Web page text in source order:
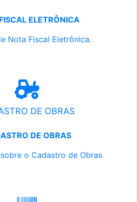
ELETRÔNICA
Nota Fiscal Eletrônica.
DE OBRAS
DE OBRAS
o Cadastro de Obras